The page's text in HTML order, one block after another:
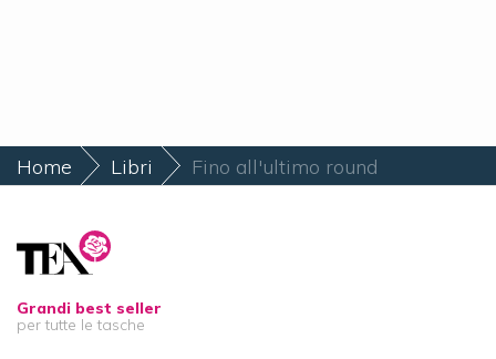
Home Libri Fino all'ultimo round
Grandi best seller
per tutte le tasche